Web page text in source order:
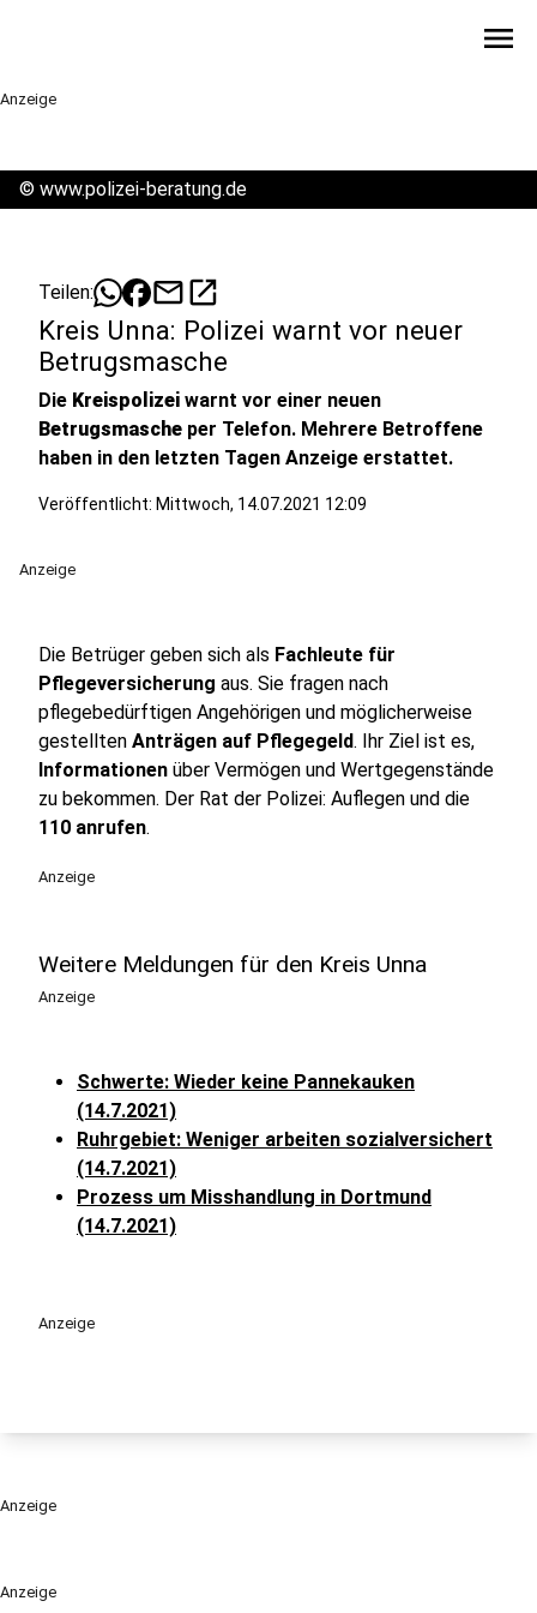
menu
Anzeige
Anzeige
© www.polizei-beratung.de
Teilen: mailopen_in_new
Kreis Unna: Polizei warnt vor neuer
Betrugsmasche
Die Kreispolizei warnt vor einer neuen
Betrugsmasche per Telefon. Mehrere Betroffene
haben in den letzten Tagen Anzeige erstattet.
Veröffentlicht: Mittwoch, 14.07.2021 12:09
Anzeige
Die Betrüger geben sich als Fachleute für
Pflegeversicherung aus. Sie fragen nach
pflegebedürftigen Angehörigen und möglicherweise
gestellten Anträgen auf Pflegegeld. Ihr Ziel ist es,
Informationen über Vermögen und Wertgegenstände
zu bekommen. Der Rat der Polizei: Auflegen und die
110 anrufen.
Anzeige
Weitere Meldungen für den Kreis Unna
Anzeige
Schwerte: Wieder keine Pannekauken
(14.7.2021)
Ruhrgebiet: Weniger arbeiten sozialversichert
(14.7.2021)
Prozess um Misshandlung in Dortmund
(14.7.2021)
Anzeige
Anzeige